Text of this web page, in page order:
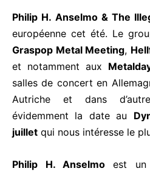
Philip H. Anselmo & The
européenne cet été. Le
Graspop Metal Meeting,
et notamment aux
salles de concert en
Autriche et dans
évidemment la date au
juillet qui nous intéresse le
Philip H. Anselmo est un